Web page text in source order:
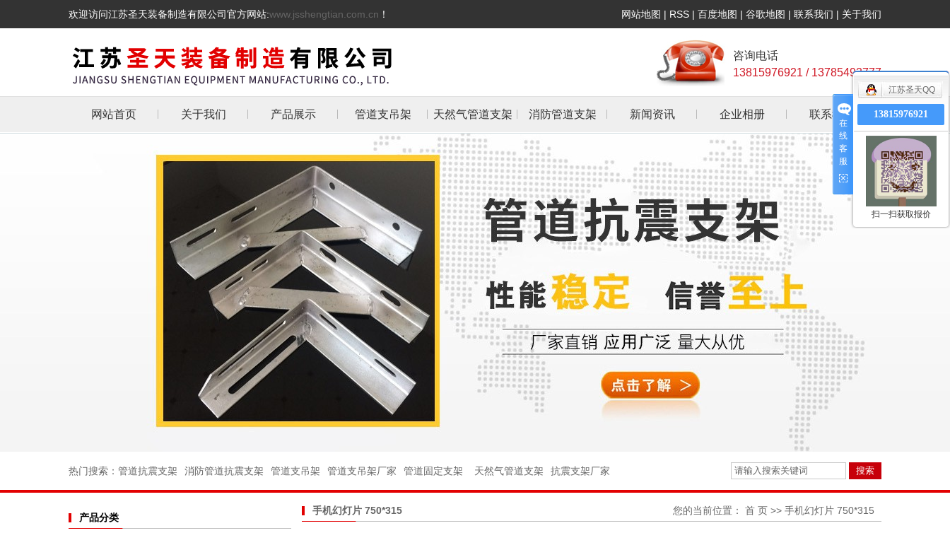
欢迎访问江苏圣天装备制造有限公司官方网站:www.jsshengtian.com.cn ！ 网站地图 | RSS | 百度地图 | 谷歌地图 | 联系我们 | 关于我们
咨询电话
13815976921 / 13785493777
网站首页 关于我们 产品展示
热镀锌三角架
天然气管道支架
抗震支架
L型角铁角钢消防管
托架
管道支架
化工管道管卡抱箍
消防管道支架
电力支架
不锈钢丝扣管件
沟槽消防管件
法兰不锈钢球阀
管道支吊架 天然气管道支架 消防管道支架 新闻资讯
行业资讯
常见问答
企业相册 联系我们
热门搜索： 管道抗震支架 消防管道抗震支架 管道支吊架 管道支吊架厂家 管道固定支架 天然气管道支架 抗震支架厂家
产品分类
手机幻灯片 750*315 您的当前位置： 首 页 >> 手机幻灯片 750*315
在
线
客
服
江苏圣天QQ
13815976921
扫一扫获取报价